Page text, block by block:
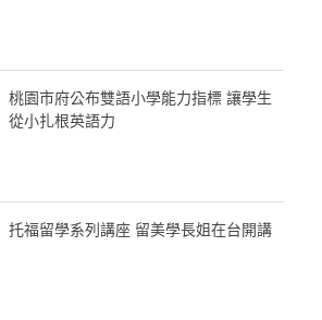
桃園市府公布雙語小學能力指標 讓學生
從小扎根英語力
托福留學系列講座 留美學長姐在台開講